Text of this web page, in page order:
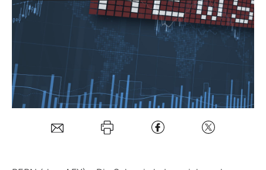
Mein Konto
Folgen Sie uns